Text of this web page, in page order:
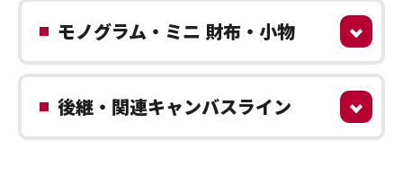
モノグラム・ミニ 財布・小物
後継・関連キャンバスライン